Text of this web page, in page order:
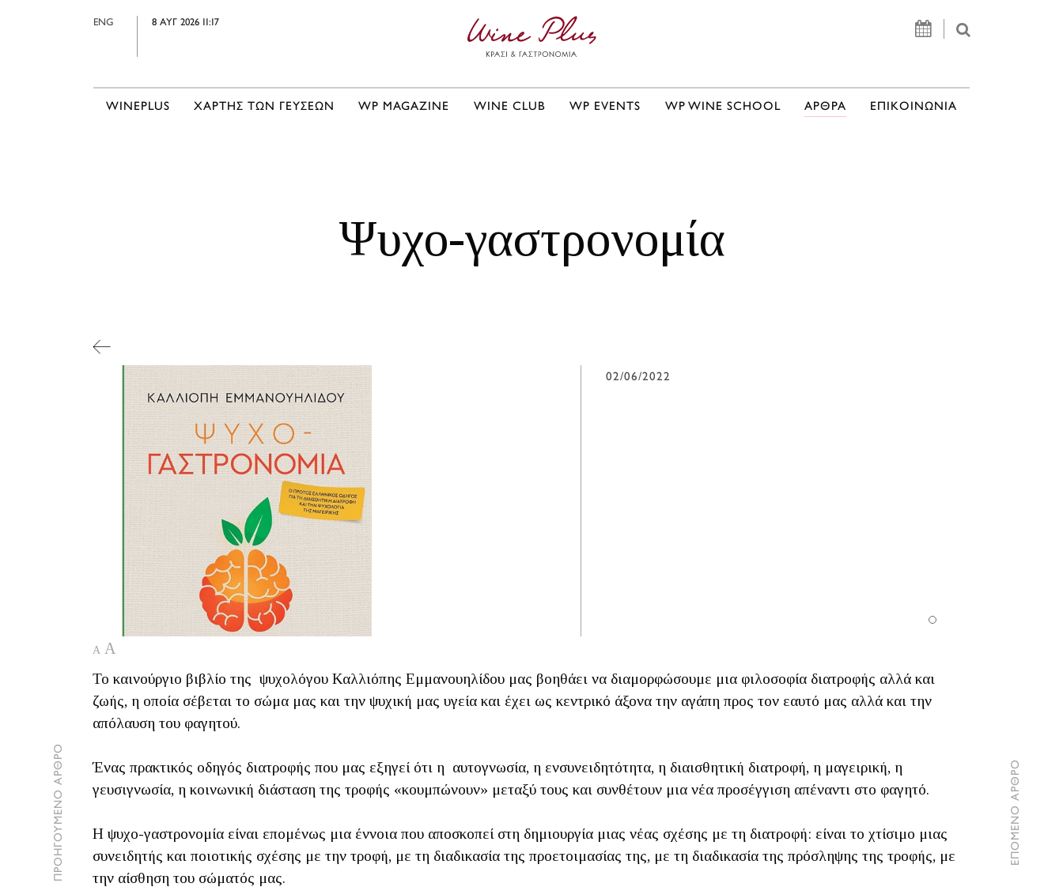
ENG 8 ΑΥΓ 2026 11:17
WINEPLUS ΧΑΡΤΗΣ ΤΩΝ ΓΕΥΣΕΩΝ WP MAGAZINE WINE CLUB WP EVENTS WP WINE SCHOOL ΑΡΘΡΑ ΕΠΙΚΟΙΝΩΝΙΑ
ΠΡΟΗΓΟΥΜΕΝΟ ΑΡΘΡΟ ΕΠΟΜΕΝΟ ΑΡΘΡΟ
Ψυχο-γαστρονομία
02/06/2022
A A
Το καινούργιο βιβλίο της ψυχολόγου Καλλιόπης Εμμανουηλίδου μας βοηθάει να διαμορφώσουμε μια φιλοσοφία διατροφής αλλά και
ζωής, η οποία σέβεται το σώμα μας και την ψυχική μας υγεία και έχει ως κεντρικό άξονα την αγάπη προς τον εαυτό μας αλλά και την
απόλαυση του φαγητού.
Ένας πρακτικός οδηγός διατροφής που μας εξηγεί ότι η αυτογνωσία, η ενσυνειδητότητα, η διαισθητική διατροφή, η μαγειρική, η
γευσιγνωσία, η κοινωνική διάσταση της τροφής «κουμπώνουν» μεταξύ τους και συνθέτουν μια νέα προσέγγιση απέναντι στο φαγητό.
Η ψυχο-γαστρονομία είναι επομένως μια έννοια που αποσκοπεί στη δημιουργία μιας νέας σχέσης με τη διατροφή: είναι το χτίσιμο μιας
συνειδητής και ποιοτικής σχέσης με την τροφή, με τη διαδικασία της προετοιμασίας της, με τη διαδικασία της πρόσληψης της τροφής, με
την αίσθηση του σώματός μας.